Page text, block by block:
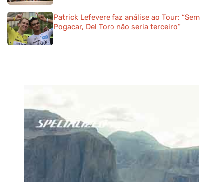
Patrick Lefevere faz análise ao Tour: “Sem
Pogacar, Del Toro não seria terceiro”